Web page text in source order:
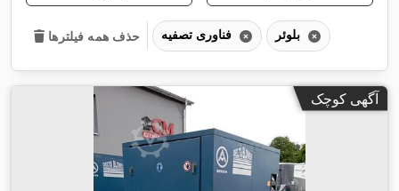
حذف همه فیلترها
آگهی کوچک